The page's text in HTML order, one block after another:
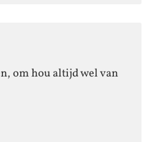
om hou altijd wel van